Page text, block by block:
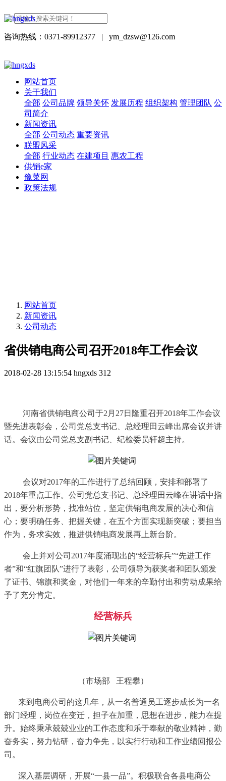
咨询热线：0371-89912377 | ym_dzsw@126.com
网站首页
关于我们
全部 公司品牌 领导关怀 发展历程 组织架构 管理团队 公
司简介
新闻资讯
全部 公司动态 重要资讯
联盟风采
全部 行业动态 在建项目 惠农工程
供销e家
豫菜网
政策法规
网站首页
新闻资讯
公司动态
省供销电商公司召开2018年工作会议
2018-02-28 13:15:54 hngxds 312
河南省供销电商公司于2月27日隆重召开2018年工作会议
暨先进表彰会，公司党总支书记、总经理田云峰出席会议并讲
话。会议由公司党总支副书记、纪检委员轩超主持。
会议对2017年的工作进行了总结回顾，安排和部署了
2018年重点工作。公司党总支书记、总经理田云峰在讲话中指
出，要分析形势，找准站位，坚定供销电商发展的决心和信
心；要明确任务、把握关键，在五个方面实现新突破；要担当
作为，务求实效，推进供销电商发展再上新台阶。
会上并对公司 2017年度涌现出的“经营标兵”“先进工作
者”和“红旗团队”进行了表彰，公司领导为获奖者和团队颁发
了证书、锦旗和奖金，对他们一年来的辛勤付出和劳动成果给
予了充分肯定。
经营标兵
（市场部 王程攀）
来到电商公司的这几年，从一名普通员工逐步成长为一名
部门经理，岗位在变迁，担子在加重，思想在进步，能力在提
升。始终秉承兢兢业业的工作态度和乐于奉献的敬业精神，勤
奋务实，努力钻研，奋力争先，以实行行动和工作业绩回报公
司。
深入基层调研，开展“一县一品”。积极联合各县电商公